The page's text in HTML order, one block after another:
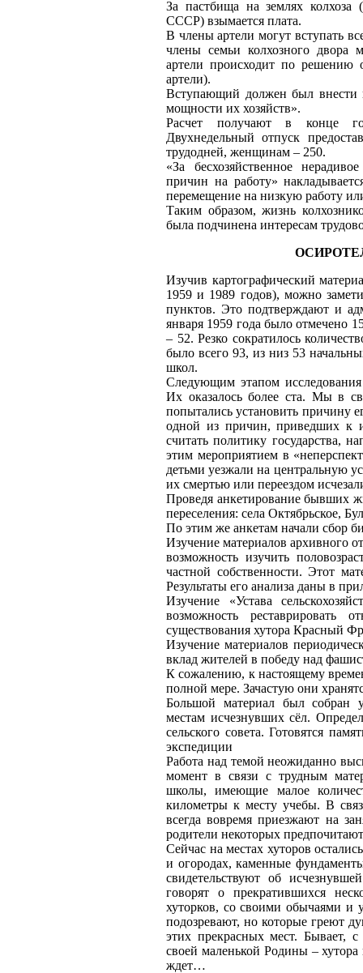
За пастбища на землях колхоза
СССР) взымается плата.
В члены артели могут вступать
члены семьи колхозного двора
артели происходит по решению
артели).
Вступающий должен был внести
мощности их хозяйств».
Расчет получают в конце
Двухнедельный отпуск
трудодней, женщинам – 250.
«За бесхозяйственное
причин на работу»
перемещение на низкую работу
Таким образом, жизнь
была подчинена интересам
Изучив картографический
1959 и 1989 годов), можно
пунктов. Это подтверждают и
января 1959 года было отмечено
– 52. Резко сократилось
было всего 93, из низ 53
школ.
Следующим этапом
Их оказалось более ста. Мы в
попытались установить причину
одной из причин, приведших к
считать политику государства,
этим мероприятием в
детьми уезжали на центральную
их смертью или переездом
Проведя анкетирование бывших
переселения: села Октябрьское,
По этим же анкетам начали сбор
Изучение материалов архивного
возможность изучить
частной собственности. Этот
Результаты его анализа даны в
Изучение «Устава
возможность реставрировать
существования хутора Красный
Изучение материалов
вклад жителей в победу над
К сожалению, к настоящему
полной мере. Зачастую они
Большой материал был собран
местам исчезнувших сёл.
сельского совета. Готовятся
экспедиции
Работа над темой неожиданно
момент в связи с трудным
школы, имеющие малое
километры к месту учебы. В
всегда вовремя приезжают на
родители некоторых
Сейчас на местах хуторов
и огородах, каменные
свидетельствуют об
говорят о прекратившихся
хуторков, со своими обычаями и
подозревают, но которые греют
этих прекрасных мест. Бывает,
своей маленькой Родины –
ждет…